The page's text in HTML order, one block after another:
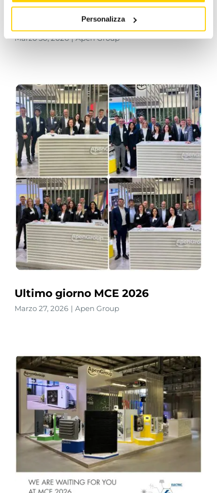
Personalizza
Arrivederci al prossimo MCE 2028
Marzo 30, 2026 | Apen Group
Ultimo giorno MCE 2026
Marzo 27, 2026 | Apen Group